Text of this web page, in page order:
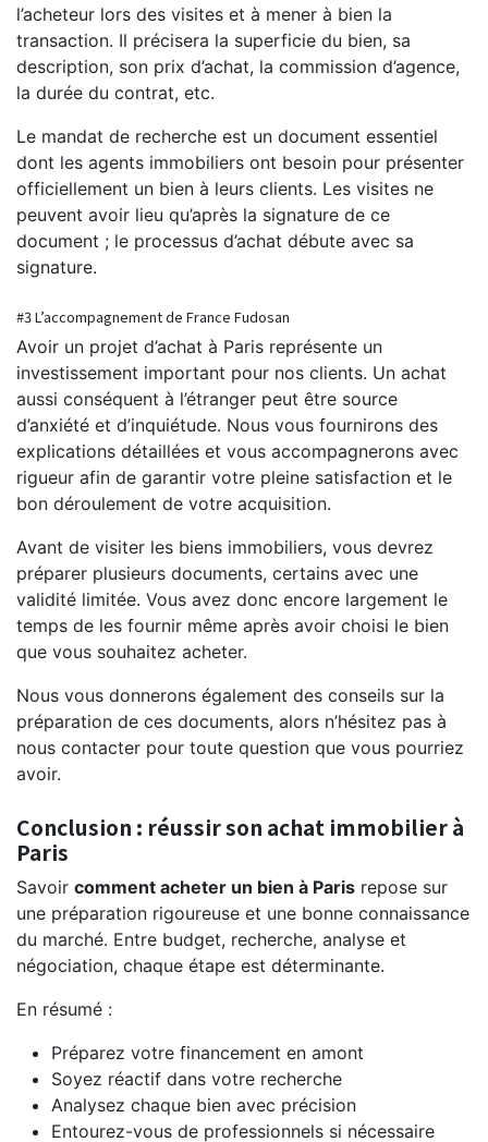
l’acheteur lors des visites et à mener à bien la
transaction. Il précisera la superficie du bien, sa
description, son prix d’achat, la commission d’agence,
la durée du contrat, etc.
Le mandat de recherche est un document essentiel
dont les agents immobiliers ont besoin pour présenter
officiellement un bien à leurs clients. Les visites ne
peuvent avoir lieu qu’après la signature de ce
document ; le processus d’achat débute avec sa
signature.
#3 L’accompagnement de France Fudosan
Avoir un projet d’achat à Paris représente un
investissement important pour nos clients. Un achat
aussi conséquent à l’étranger peut être source
d’anxiété et d’inquiétude. Nous vous fournirons des
explications détaillées et vous accompagnerons avec
rigueur afin de garantir votre pleine satisfaction et le
bon déroulement de votre acquisition.
Avant de visiter les biens immobiliers, vous devrez
préparer plusieurs documents, certains avec une
validité limitée. Vous avez donc encore largement le
temps de les fournir même après avoir choisi le bien
que vous souhaitez acheter.
Nous vous donnerons également des conseils sur la
préparation de ces documents, alors n’hésitez pas à
nous contacter pour toute question que vous pourriez
avoir.
Conclusion : réussir son achat immobilier à
Paris
Savoir comment acheter un bien à Paris repose sur
une préparation rigoureuse et une bonne connaissance
du marché. Entre budget, recherche, analyse et
négociation, chaque étape est déterminante.
En résumé :
Préparez votre financement en amont
Soyez réactif dans votre recherche
Analysez chaque bien avec précision
Entourez-vous de professionnels si nécessaire